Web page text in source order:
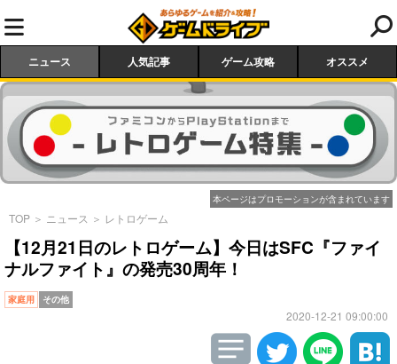
ニュース 人気記事 ゲーム攻略 オススメ
本ページはプロモーションが含まれています
TOP ＞ ニュース ＞ レトロゲーム
【12月21日のレトロゲーム】今日はSFC『ファイ
ナルファイト』の発売30周年！
家庭用 その他
2020-12-21 09:00:00